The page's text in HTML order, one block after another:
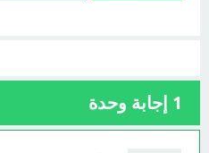
1 إجابة وحدة